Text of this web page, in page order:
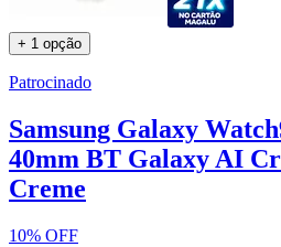
+ 1 opção
Patrocinado
Samsung Galaxy
40mm BT Galaxy AI
Creme
10% OFF